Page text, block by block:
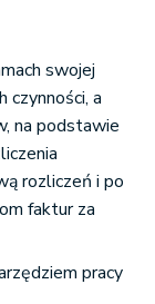
swojej
czynności, a
na podstawie
rozliczeń i po
faktur za
pracy